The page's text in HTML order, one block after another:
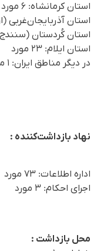
استان کرمانشاه: ۶ مورد
استان آذربایجان‌غربی
استان کُردستان (سنندج): ۲۵
استان ایلام: ۲۳ مورد
در دیگر مناطق ایران: ۱ مورد
نهاد بازداشت‌کننده :
اداره اطلاعات: ٧٣ مورد
اجرای احکام: ٣ مورد
محل بازداشت :